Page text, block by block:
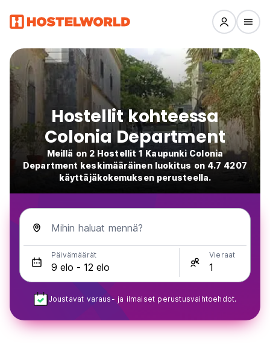
Hostellit kohteessa
Colonia Department
Meillä on 2 Hostellit 1 Kaupunki Colonia
Department keskimääräinen luokitus on 4.7 4207
käyttäjäkokemuksen perusteella.
Mihin haluat mennä?
Päivämäärät Vieraat
Joustavat varaus- ja ilmaiset perustusvaihtoehdot.